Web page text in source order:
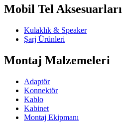
Mobil Tel Aksesuarları
Kulaklık & Speaker
Şarj Ürünleri
Montaj Malzemeleri
Adaptör
Konnektör
Kablo
Kabinet
Montaj Ekipmanı